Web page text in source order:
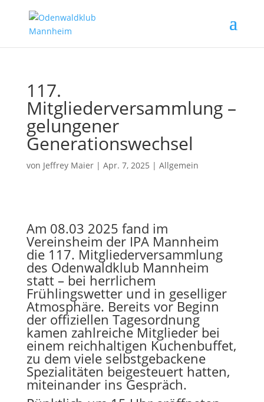
117.
Mitgliederversammlung –
gelungener
Generationswechsel
von Jeffrey Maier| Apr. 7, 2025 | Allgemein
Am 08.03 2025 fand im
Vereinsheim der IPA Mannheim
die 117. Mitgliederversammlung
des Odenwaldklub Mannheim
statt – bei herrlichem
Frühlingswetter und in geselliger
Atmosphäre. Bereits vor Beginn
der offiziellen Tagesordnung
kamen zahlreiche Mitglieder bei
einem reichhaltigen Kuchenbuffet,
zu dem viele selbstgebackene
Spezialitäten beigesteuert hatten,
miteinander ins Gespräch.